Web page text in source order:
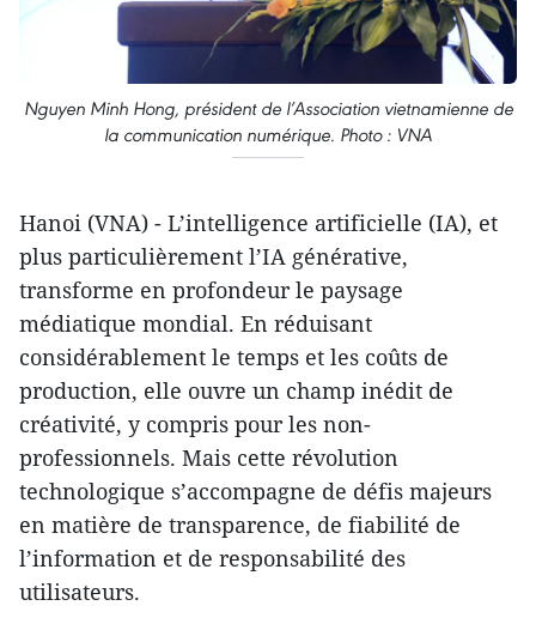
Nguyen Minh Hong, président de l’Association vietnamienne de
la communication numérique. Photo : VNA
Hanoi (VNA) - L’intelligence artificielle (IA), et
plus particulièrement l’IA générative,
transforme en profondeur le paysage
médiatique mondial. En réduisant
considérablement le temps et les coûts de
production, elle ouvre un champ inédit de
créativité, y compris pour les non-
professionnels. Mais cette révolution
technologique s’accompagne de défis majeurs
en matière de transparence, de fiabilité de
l’information et de responsabilité des
utilisateurs.